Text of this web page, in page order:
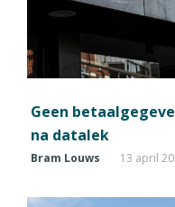
Geen
na datalek
Bram Louws 13 april